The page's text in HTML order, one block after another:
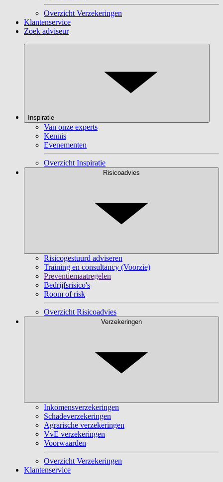
Overzicht Verzekeringen
Klantenservice
Zoek adviseur
Inspiratie
Van onze experts
Kennis
Evenementen
Overzicht Inspiratie
Risicoadvies
Risicogestuurd adviseren
Training en consultancy (Voorzie)
Preventiemaatregelen
Bedrijfsrisico's
Room of risk
Overzicht Risicoadvies
Verzekeringen
Inkomensverzekeringen
Schadeverzekeringen
Agrarische verzekeringen
VvE verzekeringen
Voorwaarden
Overzicht Verzekeringen
Klantenservice